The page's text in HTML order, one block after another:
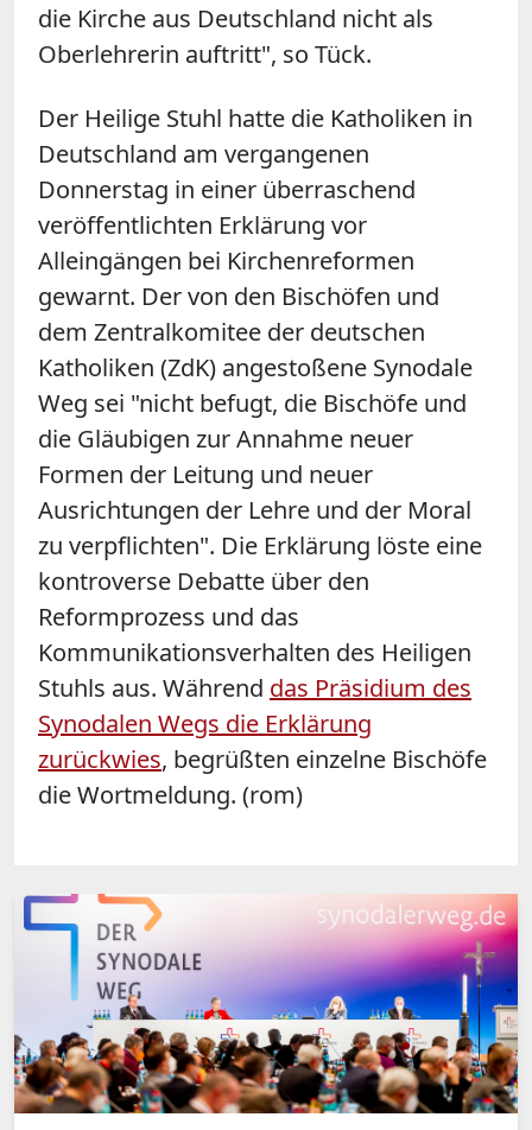
die Kirche aus Deutschland nicht als
Oberlehrerin auftritt", so Tück.
Der Heilige Stuhl hatte die Katholiken in
Deutschland am vergangenen
Donnerstag in einer überraschend
veröffentlichten Erklärung vor
Alleingängen bei Kirchenreformen
gewarnt. Der von den Bischöfen und
dem Zentralkomitee der deutschen
Katholiken (ZdK) angestoßene Synodale
Weg sei "nicht befugt, die Bischöfe und
die Gläubigen zur Annahme neuer
Formen der Leitung und neuer
Ausrichtungen der Lehre und der Moral
zu verpflichten". Die Erklärung löste eine
kontroverse Debatte über den
Reformprozess und das
Kommunikationsverhalten des Heiligen
Stuhls aus. Während das Präsidium des
Synodalen Wegs die Erklärung
zurückwies, begrüßten einzelne Bischöfe
die Wortmeldung. (rom)